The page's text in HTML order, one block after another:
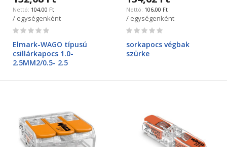
104,00 Ft
/ egységenként
Rating:
Elmark-WAGO típusú
csillárkapocs 1.0-
2.5MM2/0.5- 2.5
106,00 Ft
/ egységenként
Rating:
sorkapocs végbak
szürke